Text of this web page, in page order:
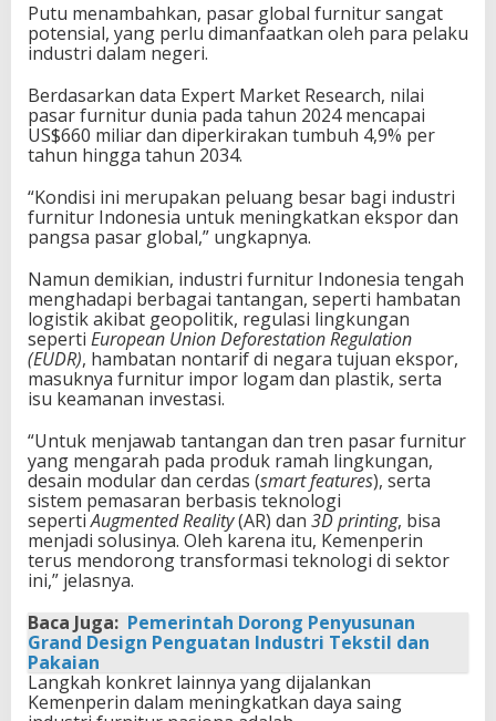
Putu menambahkan, pasar global furnitur sangat
potensial, yang perlu dimanfaatkan oleh para pelaku
industri dalam negeri.
Berdasarkan data Expert Market Research, nilai
pasar furnitur dunia pada tahun 2024 mencapai
US$660 miliar dan diperkirakan tumbuh 4,9% per
tahun hingga tahun 2034.
“Kondisi ini merupakan peluang besar bagi industri
furnitur Indonesia untuk meningkatkan ekspor dan
pangsa pasar global,” ungkapnya.
Namun demikian, industri furnitur Indonesia tengah
menghadapi berbagai tantangan, seperti hambatan
logistik akibat geopolitik, regulasi lingkungan
seperti European Union Deforestation Regulation
(EUDR), hambatan nontarif di negara tujuan ekspor,
masuknya furnitur impor logam dan plastik, serta
isu keamanan investasi.
“Untuk menjawab tantangan dan tren pasar furnitur
yang mengarah pada produk ramah lingkungan,
desain modular dan cerdas (smart features), serta
sistem pemasaran berbasis teknologi
sepertiAugmented Reality(AR) dan 3D printing, bisa
menjadi solusinya. Oleh karena itu, Kemenperin
terus mendorong transformasi teknologi di sektor
ini,” jelasnya.
Baca Juga: Pemerintah Dorong Penyusunan
Grand Design Penguatan Industri Tekstil dan
Pakaian
Langkah konkret lainnya yang dijalankan
Kemenperin dalam meningkatkan daya saing